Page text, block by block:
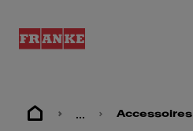
... Accessoires